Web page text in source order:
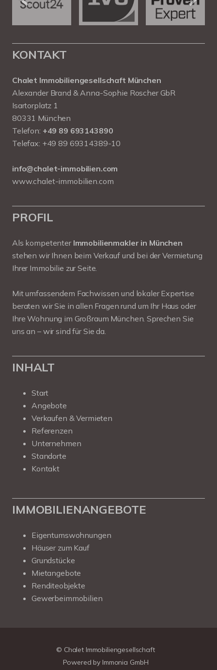
KONTAKT
Chalet Immobiliengesellschaft München
Alexander Brand & Anna-Sophie Roscher GbR
Isartorplatz 1
80331 München
Telefon: +49 89 693143890
Telefax: +49 89 69314389-10
info@chalet-immobilien.com
www.chalet-immobilien.com
PROFIL
Als kompetenter Immobilienmakler in München
stehen wir Ihnen beim Verkauf und bei der Vermietung
Ihrer Immobilie zur Seite.
Mit umfassendem Fachwissen und lokaler Expertise
beraten wir Sie in allen Fragen rund um Ihr Haus oder
Ihre Wohnung im Großraum München. Sprechen Sie
uns an – wir sind für Sie da.
INHALT
Start
Angebote
Verkaufen & Vermieten
Referenzen
Unternehmen
Standorte
Kontakt
IMMOBILIENANGEBOTE
Eigentumswohnungen
Häuser zum Kauf
Grundstücke
Mietangebote
Renditeobjekte
Gewerbeimmobilien
© Chalet Immobiliengesellschaft
Powered by Immonia GmbH
SEHR GUT
4,78 / 5,00